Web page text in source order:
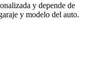
y depende de
y modelo del auto.